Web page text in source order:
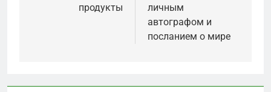
продукты
личным
автографом и
посланием о мире